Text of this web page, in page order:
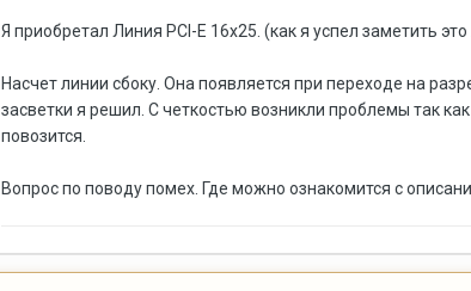
Я приобретал Линия PCI-E 16x25. (как я успел заметить
Насчет линии сбоку. Она появляется при переходе на
засветки я решил. С четкостью возникли проблемы так
повозится.
Вопрос по поводу помех. Где можно ознакомится с